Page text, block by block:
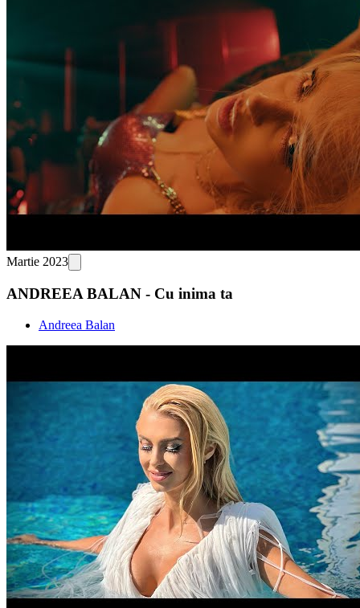
Martie 2023
ANDREEA BALAN - Cu inima ta
Andreea Balan